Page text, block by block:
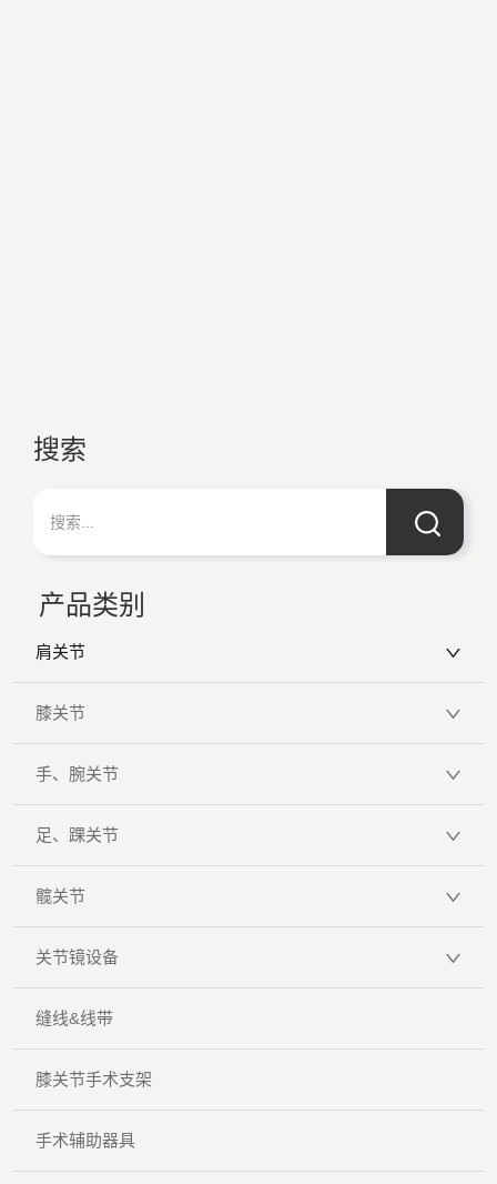
搜索
产品类别
肩关节
膝关节
手、腕关节
足、踝关节
髋关节
关节镜设备
缝线&线带
膝关节手术支架
手术辅助器具